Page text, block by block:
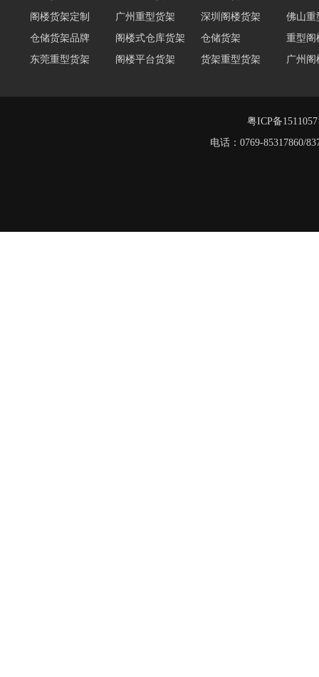
阁楼货架定制
广州重型货架 深圳阁楼货架
佛山重
仓储货架品牌
阁楼式仓库货架 仓储货架
重型阁
东莞重型货架
阁楼平台货架 货架重型货架
广州
重型横梁式货架
江门重型货架
粤ICP备
电话：0769-85317860/